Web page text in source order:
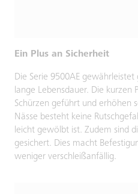
Ein Plus an Sicherheit
Die Serie 9500AE
lange Lebensdauer. Die
Schürzen geführt und erhöhen
Nässe besteht keine
leicht gewölbt ist. Zudem sind
gesichert. Dies macht
weniger verschleißanfällig.